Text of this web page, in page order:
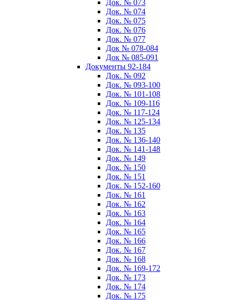
Док. № 073
Док. № 074
Док. № 075
Док. № 076
Док. № 077
Док № 078-084
Док № 085-091
Документы 92-184
Док. № 092
Док. № 093-100
Док. № 101-108
Док. № 109-116
Док. № 117-124
Док. № 125-134
Док. № 135
Док. № 136-140
Док. № 141-148
Док. № 149
Док. № 150
Док. № 151
Док. № 152-160
Док. № 161
Док. № 162
Док. № 163
Док. № 164
Док. № 165
Док. № 166
Док. № 167
Док. № 168
Док. № 169-172
Док. № 173
Док. № 174
Док. № 175